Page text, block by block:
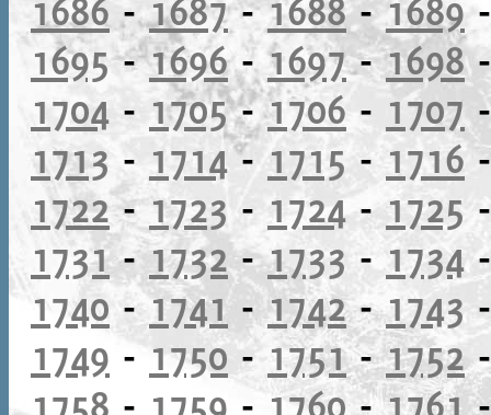
1686 -1687-1688-1689
1695-1696- 1697-1698
1704 - 1705-1706 - 1707
1713 - 1714- 1715-1716
1722-1723 - 1724-1725
1731-1732-1733 - 1734
1740 -1741-1742-1743
1749 -1750-1751-1752
1758 - 1759 -1760-1761